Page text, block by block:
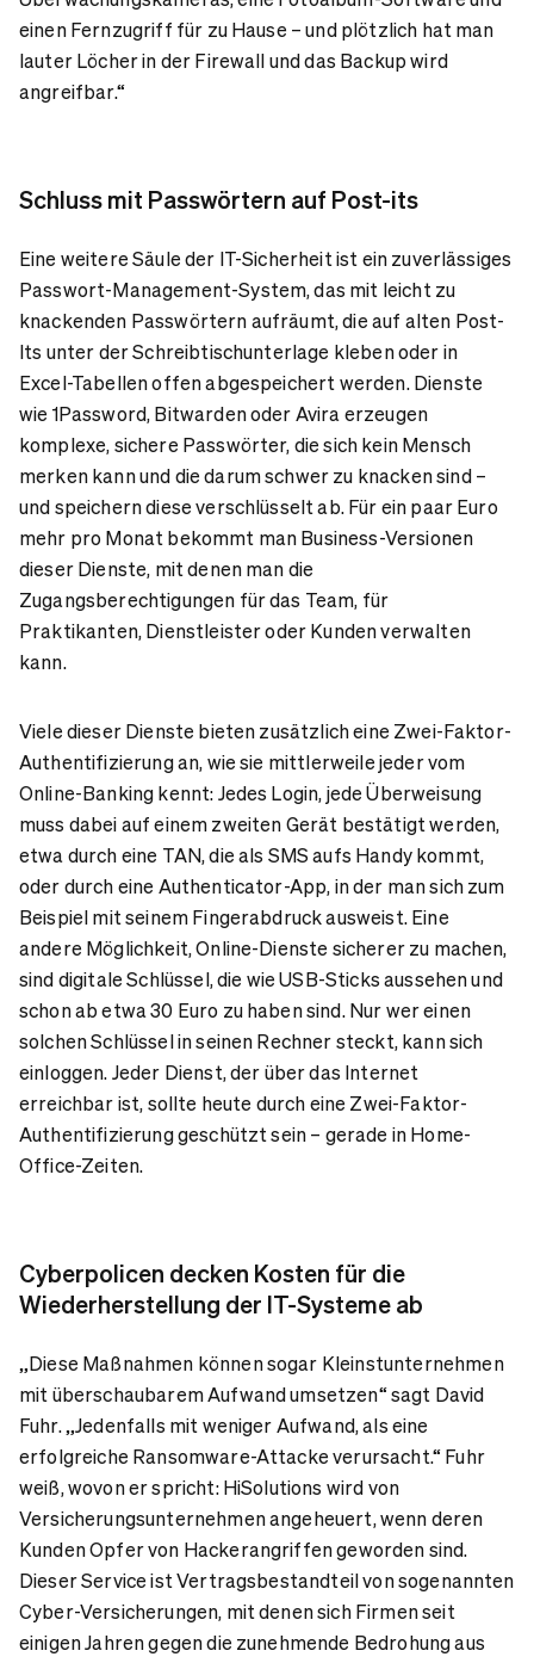
einen Fernzugriff für zu Hause – und plötzlich hat man
lauter Löcher in der Firewall und das Backup wird
angreifbar.“
Schluss mit Passwörtern auf Post-its
Eine weitere Säule der IT-Sicherheit ist ein zuverlässiges
Passwort-Management-System, das mit leicht zu
knackenden Passwörtern aufräumt, die auf alten Post-
Its unter der Schreibtischunterlage kleben oder in
Excel-Tabellen offen abgespeichert werden. Dienste
wie 1Password, Bitwarden oder Avira erzeugen
komplexe, sichere Passwörter, die sich kein Mensch
merken kann und die darum schwer zu knacken sind –
und speichern diese verschlüsselt ab. Für ein paar Euro
mehr pro Monat bekommt man Business-Versionen
dieser Dienste, mit denen man die
Zugangsberechtigungen für das Team, für
Praktikanten, Dienstleister oder Kunden verwalten
kann.
Viele dieser Dienste bieten zusätzlich eine Zwei-Faktor-
Authentifizierung an, wie sie mittlerweile jeder vom
Online-Banking kennt: Jedes Login, jede Überweisung
muss dabei auf einem zweiten Gerät bestätigt werden,
etwa durch eine TAN, die als SMS aufs Handy kommt,
oder durch eine Authenticator-App, in der man sich zum
Beispiel mit seinem Fingerabdruck ausweist. Eine
andere Möglichkeit, Online-Dienste sicherer zu machen,
sind digitale Schlüssel, die wie USB-Sticks aussehen und
schon ab etwa 30 Euro zu haben sind. Nur wer einen
solchen Schlüssel in seinen Rechner steckt, kann sich
einloggen. Jeder Dienst, der über das Internet
erreichbar ist, sollte heute durch eine Zwei-Faktor-
Authentifizierung geschützt sein – gerade in Home-
Office-Zeiten.
Cyberpolicen decken Kosten für die
Wiederherstellung der IT-Systeme ab
„Diese Maßnahmen können sogar Kleinstunternehmen
mit überschaubarem Aufwand umsetzen“ sagt David
Fuhr. „Jedenfalls mit weniger Aufwand, als eine
erfolgreiche Ransomware-Attacke verursacht.“ Fuhr
weiß, wovon er spricht: HiSolutions wird von
Versicherungsunternehmen angeheuert, wenn deren
Kunden Opfer von Hackerangriffen geworden sind.
Dieser Service ist Vertragsbestandteil von sogenannten
Cyber-Versicherungen, mit denen sich Firmen seit
einigen Jahren gegen die zunehmende Bedrohung aus